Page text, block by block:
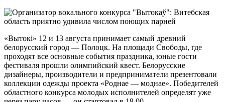
«Вытокi» 12 и 13 августа принимает самый древний
белорусский город — Полоцк. На площади Свободы, где
проходят все основные события праздника, юные гости
фестиваля прошли олимпийский квест. Белорусские
дизайнеры, производители и предприниматели презентовали
коллекции одежды проекта «Роднае — моднае». Победителей
областного конкурса молодых исполнителей определят уже